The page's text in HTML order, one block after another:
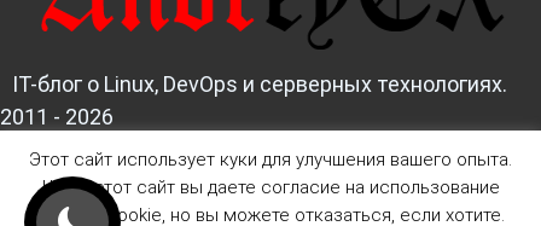
IT-блог о Linux, DevOps и серверных технологиях.
2011 - 2026
Дизайн и верстка:AndreyEx
Этот сайт использует куки для улучшения вашего опыта.
Читая этот сайт вы даете согласие на использование
файлов Cookie, но вы можете отказаться, если хотите.